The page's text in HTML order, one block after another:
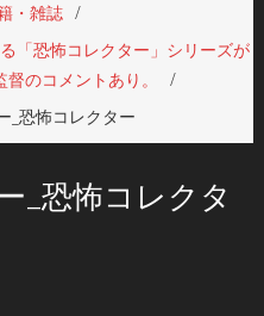
・雑誌
「恐怖コレクター」シリーズが
のコメントあり。
_恐怖コレクター
_恐怖コレクタ